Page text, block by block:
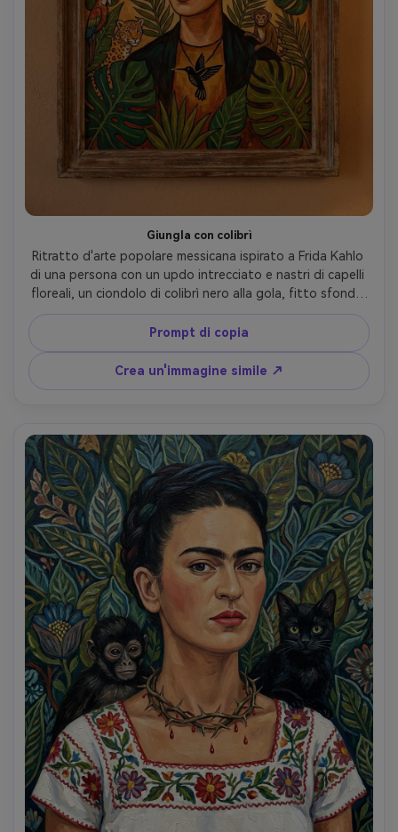
Giungla con colibrì
Ritratto d'arte popolare messicana ispirato a Frida Kahlo
di una persona con un updo intrecciato e nastri di capelli
floreali, un ciondolo di colibrì nero alla gola, fitto sfondo
della giungla con monstera sovradimensionata e foglie di
palma, tavolozza calda ocra e smeraldo, contorni nitidi,
animali simbolici nascosti nel fogliame, intima cornice
devozionale, tela dipinta a mano sensazione, altamente
dettagliato, morbida illuminazione cinematografica- -ar
Prompt di copia
Crea un'immagine simile ↗